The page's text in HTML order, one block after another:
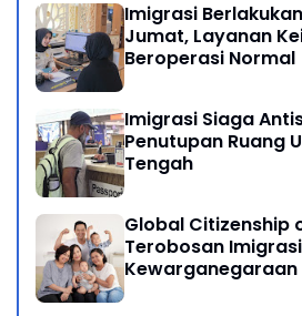
Imigrasi
Jumat, Layanan
Beroperasi Normal
Imigrasi Siaga
Penutupan Ruang
Tengah
Global Citizenship
Terobosan
Kewarganegaraan